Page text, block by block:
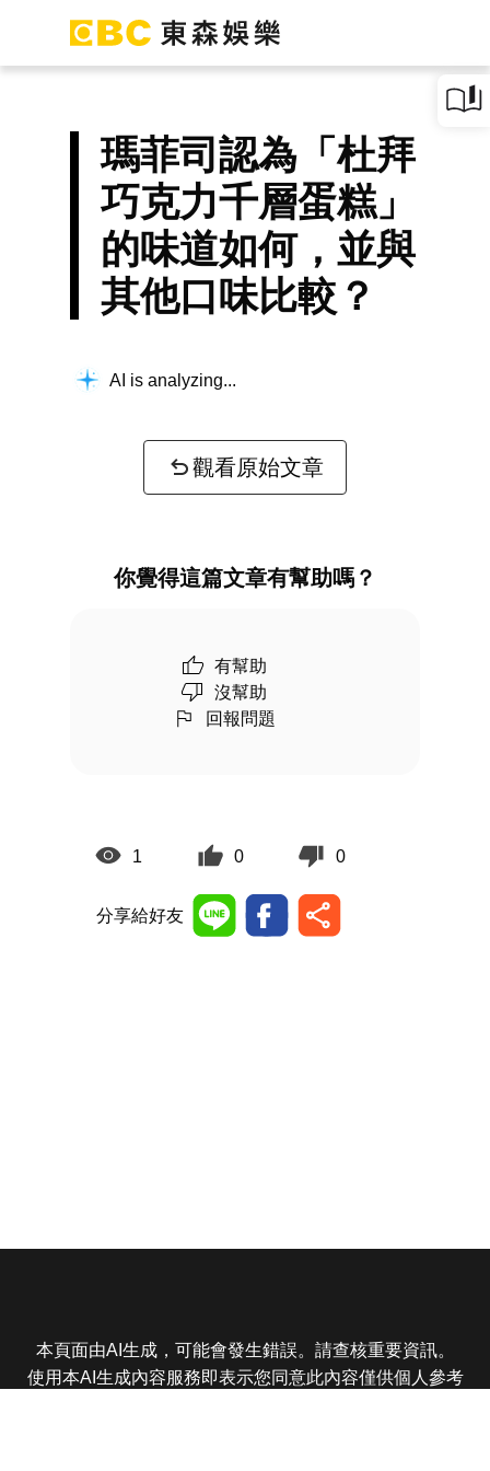
瑪菲司認為「杜拜
巧克力千層蛋糕」
的味道如何，並與
其他口味比較？
AI is analyzing...
觀看原始文章
你覺得這篇文章有幫助嗎？
有幫助
沒幫助
回報問題
1 0 0
分享給好友
本頁面由AI生成，可能會發生錯誤。請查核重要資訊。
使用本AI生成內容服務即表示您同意此內容僅供個人參考